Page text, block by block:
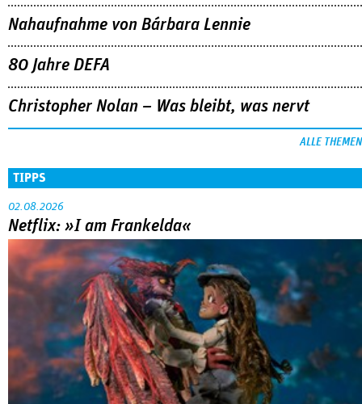
Nahaufnahme von Bárbara Lennie
80 Jahre DEFA
Christopher Nolan – Was bleibt, was nervt
ALLE THEMEN
TIPPS
02.08.2026
Netflix: »I am Frankelda«